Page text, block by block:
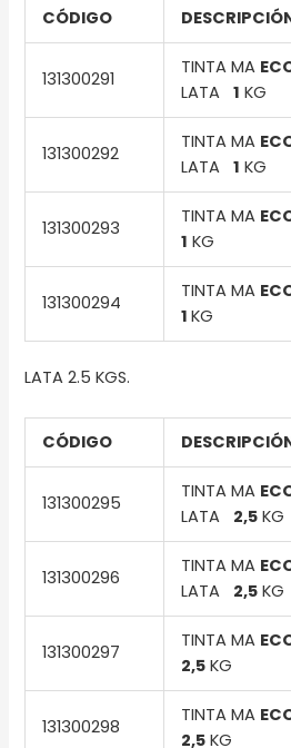
CÓDIGO
131300291
TINTA MA
LATA1 KG
131300292
TINTA MA
LATA1 KG
131300293
TINTA MA
1 KG
131300294
TINTA MA
1KG
LATA 2.5 KGS.
CÓDIGO
131300295
TINTA MA
LATA 2,5 KG
131300296
TINTA MA
LATA 2,5 KG
131300297
TINTA MA
2,5 KG
131300298
TINTA MA
2,5 KG